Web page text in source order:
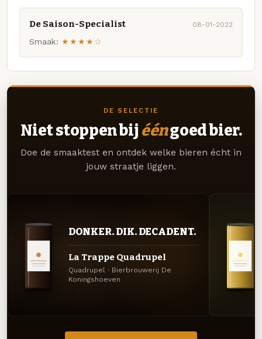
De Saison-Specialist 08-01-2022
Smaak: ★★★★☆
DE SELECTIE
Niet stoppen bij ééngoed bier.
Doe de smaaktest en ontdek welke bieren écht in
jouw straatje liggen.
DONKER. DIK. DECADENT.
La Trappe Quadrupel
Quadrupel · Bierbrouwerij De
Koningshoeven